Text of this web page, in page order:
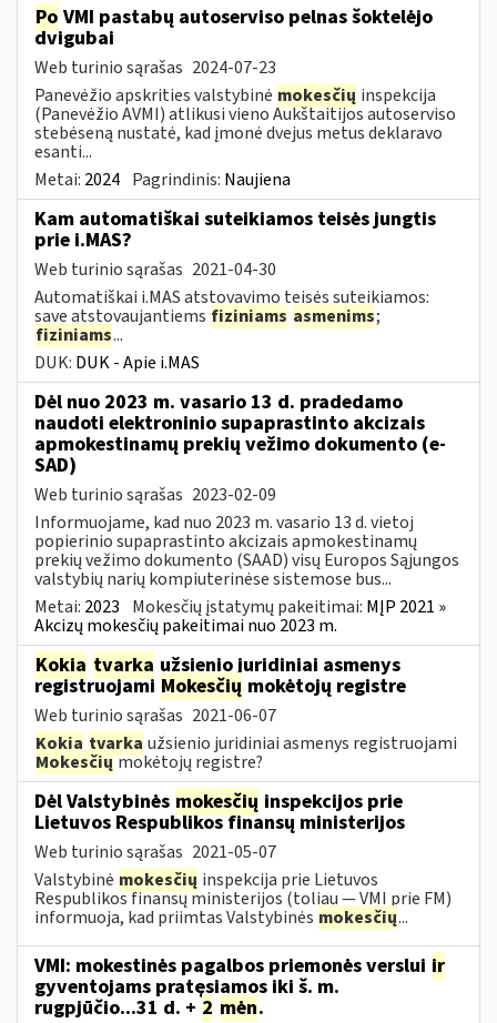
Po VMI pastabų autoserviso pelnas šoktelėjo
dvigubai
Web turinio sąrašas 2024-07-23
Panevėžio apskrities valstybinė mokesčių inspekcija
(Panevėžio AVMI) atlikusi vieno Aukštaitijos autoserviso
stebėseną nustatė, kad įmonė dvejus metus deklaravo
esanti...
Metai: 2024 Pagrindinis: Naujiena
Kam automatiškai suteikiamos teisės jungtis
prie i.MAS?
Web turinio sąrašas 2021-04-30
Automatiškai i.MAS atstovavimo teisės suteikiamos:
save atstovaujantiems fiziniams asmenims;
fiziniams...
DUK: DUK - Apie i.MAS
Dėl nuo 2023 m. vasario 13 d. pradedamo
naudoti elektroninio supaprastinto akcizais
apmokestinamų prekių vežimo dokumento (e-
SAD)
Web turinio sąrašas 2023-02-09
Informuojame, kad nuo 2023 m. vasario 13 d. vietoj
popierinio supaprastinto akcizais apmokestinamų
prekių vežimo dokumento (SAAD) visų Europos Sąjungos
valstybių narių kompiuterinėse sistemose bus...
Metai: 2023 Mokesčių įstatymų pakeitimai: MĮP 2021 »
Akcizų mokesčių pakeitimai nuo 2023 m.
Kokia tvarka užsienio juridiniai asmenys
registruojami Mokesčių mokėtojų registre
Web turinio sąrašas 2021-06-07
Kokia tvarka užsienio juridiniai asmenys registruojami
Mokesčiųmokėtojų registre?
Dėl Valstybinės mokesčių inspekcijos prie
Lietuvos Respublikos finansų ministerijos
Web turinio sąrašas 2021-05-07
Valstybinė mokesčių inspekcija prie Lietuvos
Respublikos finansų ministerijos (toliau — VMI prie FM)
informuoja, kad priimtas Valstybinės mokesčių...
VMI: mokestinės pagalbos priemonės verslui ir
gyventojams pratęsiamos iki š. m.
rugpjūčio...31 d. + 2 mėn.